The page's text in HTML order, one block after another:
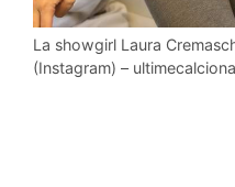
La showgirl Laura
(Instagram) –